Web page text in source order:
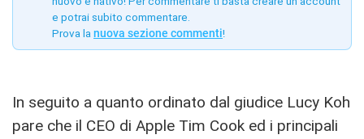
e potrai subito commentare.
Prova la nuova sezione commenti!
In seguito a quanto ordinato dal giudice Lucy Koh
pare che il CEO di Apple Tim Cook ed i principali